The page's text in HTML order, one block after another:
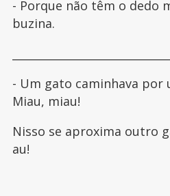
- Porque não têm o dedo
buzina.
- Um gato caminhava por
Miau, miau!
Nisso se aproxima outro
au!